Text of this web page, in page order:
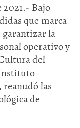
2021.- Bajo
que marca
garantizar la
operativo y
del
las
de